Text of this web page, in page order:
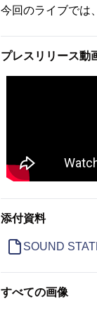
今回のライブでは
プレスリリース動
添付資料
SOUND
すべての画像